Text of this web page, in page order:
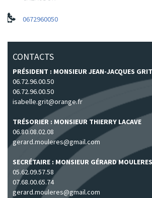
0672960050
CONTACTS
PRÉSIDENT : MONSIEUR JEAN-JACQUES GRIT
06.72.96.00.50
06.72.96.00.50
isabelle.grit@orange.fr
TRÉSORIER : MONSIEUR THIERRY LACAVE
06.80.08.02.08
gerard.mouleres@gmail.com
SECRÉTAIRE : MONSIEUR GÉRARD MOULERES
05.62.09.57.58
07.68.00.65.74
gerard.mouleres@gmail.com